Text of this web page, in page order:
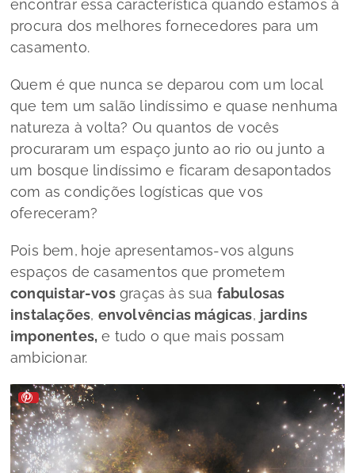
encontrar essa característica quando estamos à
procura dos melhores fornecedores para um
casamento.
Quem é que nunca se deparou com um local
que tem um salão lindíssimo e quase nenhuma
natureza à volta? Ou quantos de vocês
procuraram um espaço junto ao rio ou junto a
um bosque lindíssimo e ficaram desapontados
com as condições logísticas que vos
ofereceram?
Pois bem, hoje apresentamos-vos alguns
espaços de casamentos que prometem
conquistar-vosgraças às sua fabulosas
instalações, envolvências mágicas, jardins
imponentes, e tudo o que mais possam
ambicionar.